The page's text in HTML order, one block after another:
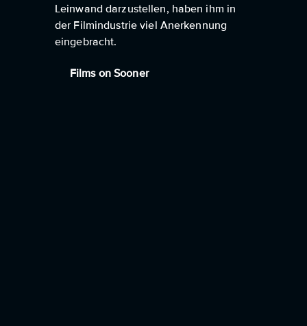
Leinwand darzustellen, haben ihm in
der Filmindustrie viel Anerkennung
eingebracht.
Films on Sooner